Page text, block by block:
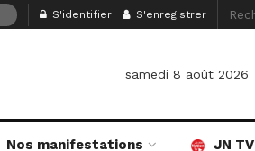
S'identifier S'enregistrer
samedi 8 août 2026
Nos manifestations JN TV